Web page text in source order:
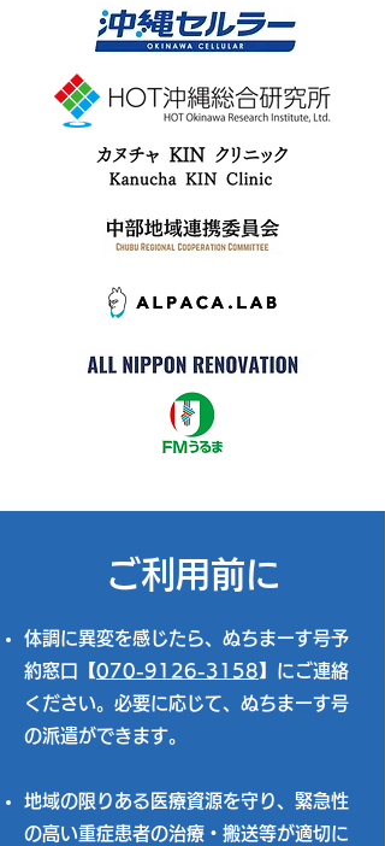
ご利用前に
​​​体調に異変を感じたら、ぬちまーす号予
約窓口
【070-9126-3158 】 にご連絡
ください。必要に応じて、ぬちまーす号
の派遣ができます。​
地域の限りある医療資源を守り、緊急性
の高い重症患者の治療・搬送等が適切に